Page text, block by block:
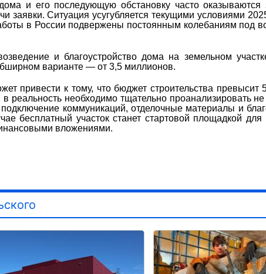
и его последующую обстановку часто оказываются
Ситуация усугубляется текущими условиями
в России подвержены постоянным колебаниям под
и благоустройство дома на земельном
варианте — от 3,5 миллионов.
привести к тому, что бюджет строительства превысит
необходимо тщательно проанализировать не
коммуникаций, отделочные материалы и
бесплатный участок станет стартовой площадкой
вложениями.